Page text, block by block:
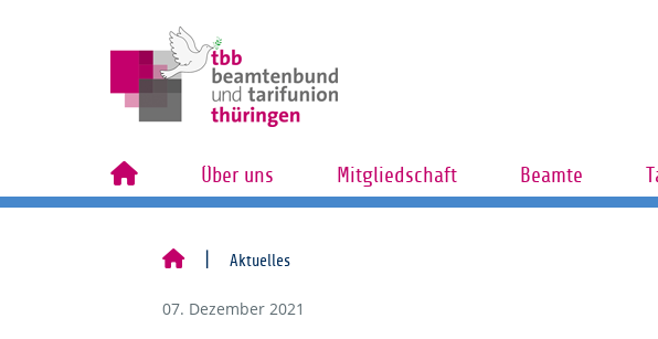
Über uns Mitgliedschaft Beamte
Aktuelles
07. Dezember 2021